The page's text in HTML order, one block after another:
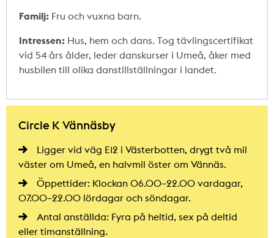
Familj: Fru och vuxna barn.
Intressen: Hus, hem och dans. Tog tävlingscertifikat
vid 54 års ålder, leder danskurser i Umeå, åker med
husbilen till olika danstillställningar i landet.
Circle K Vännäsby
Ligger vid väg E12 i Västerbotten, drygt två mil
väster om Umeå, en halvmil öster om Vännäs.
Öppettider: Klockan 06.00–22.00 vardagar,
07.00–22.00 lördagar och söndagar.
Antal anställda: Fyra på heltid, sex på deltid
eller timanställning.